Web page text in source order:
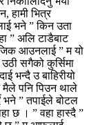
हामी भित्र
भने ” किन उता
” अलि टाडैबाट
आउनलाई ” म यो
सगैको कुर्सिमा
भन्दै उ बाहिरीयो
मैले पनि पिउन थाले
भने ” तपाईले बोटल
छ । ” वहा हास्दै ”